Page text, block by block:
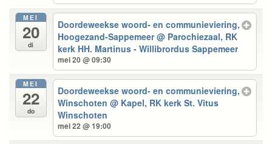
MEI
20
di
Doordeweekse woord- en communieviering,
Hoogezand-Sappemeer@ Parochiezaal, RK
kerk HH. Martinus - Willibrordus Sappemeer
mei 20 @ 09:30
MEI
22
do
Doordeweekse woord- en communieviering,
Winschoten@ Kapel, RK kerk St. Vitus
Winschoten
mei 22 @ 19:00